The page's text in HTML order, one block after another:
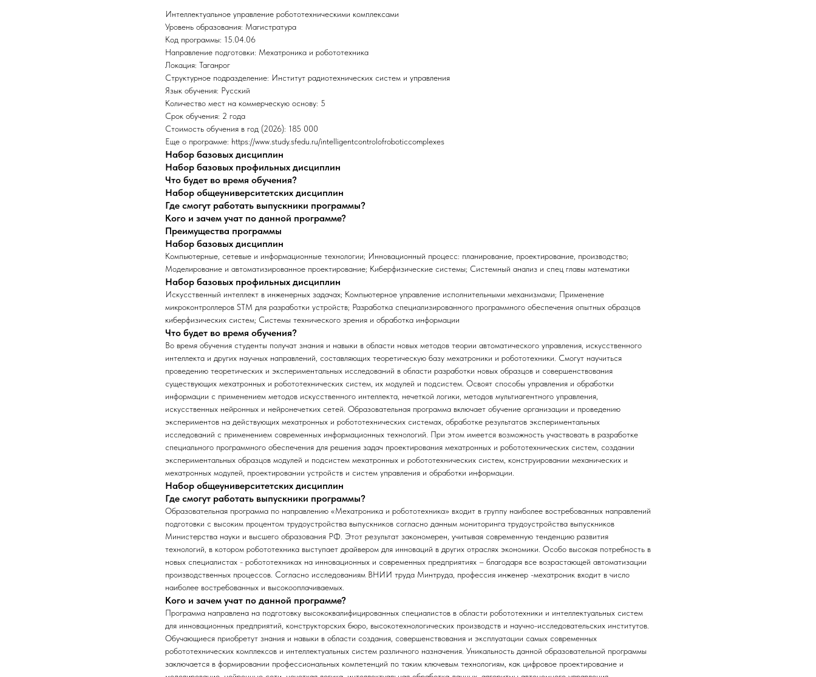
Интеллектуальное управление робототехническими комплексами
Уровень образования: Магистратура
Код программы: 15.04.06
Направление подготовки: Мехатроника и робототехника
Локация: Таганрог
Структурное подразделение: Институт радиотехнических систем и управления
Язык обучения: Русский
Количество мест на коммерческую основу: 5
Срок обучения: 2 года
Стоимость обучения в год (2026): 185 000
Еще о программе: https://www.study.sfedu.ru/intelligentcontrolofroboticcomplexes
Набор базовых дисциплин
Набор базовых профильных дисциплин
Что будет во время обучения?
Набор общеуниверситетских дисциплин
Где смогут работать выпускники программы?
Кого и зачем учат по данной программе?
Преимущества программы
Набор базовых дисциплин
Компьютерные, сетевые и информационные технологии; Инновационный процесс: планирование, проектирование, производство;
Моделирование и автоматизированное проектирование; Киберфизические системы; Системный анализ и спец главы математики
Набор базовых профильных дисциплин
Искусственный интеллект в инженерных задачах; Компьютерное управление исполнительными механизмами; Применение
микроконтроллеров STM для разработки устройств; Разработка специализированного программного обеспечения опытных образцов
киберфизических систем; Системы технического зрения и обработка информации
Что будет во время обучения?
Во время обучения студенты получат знания и навыки в области новых методов теории автоматического управления, искусственного
интеллекта и других научных направлений, составляющих теоретическую базу мехатроники и робототехники. Смогут научиться
проведению теоретических и экспериментальных исследований в области разработки новых образцов и совершенствования
существующих мехатронных и робототехнических систем, их модулей и подсистем. Освоят способы управления и обработки
информации с применением методов искусственного интеллекта, нечеткой логики, методов мультиагентного управления,
искусственных нейронных и нейронечетких сетей. Образовательная программа включает обучение организации и проведению
экспериментов на действующих мехатронных и робототехнических системах, обработке результатов экспериментальных
исследований с применением современных информационных технологий. При этом имеется возможность участвовать в разработке
специального программного обеспечения для решения задач проектирования мехатронных и робототехнических систем, создании
экспериментальных образцов модулей и подсистем мехатронных и робототехнических систем, конструировании механических и
мехатронных модулей, проектировании устройств и систем управления и обработки информации.
Набор общеуниверситетских дисциплин
Где смогут работать выпускники программы?
Образовательная программа по направлению «Мехатроника и робототехника» входит в группу наиболее востребованных направлений
подготовки с высоким процентом трудоустройства выпускников согласно данным мониторинга трудоустройства выпускников
Министерства науки и высшего образования РФ. Этот результат закономерен, учитывая современную тенденцию развития
технологий, в котором робототехника выступает драйвером для инноваций в других отраслях экономики. Особо высокая потребность в
новых специалистах - робототехниках на инновационных и современных предприятиях – благодаря все возрастающей автоматизации
производственных процессов. Согласно исследованиям ВНИИ труда Минтруда, профессия инженер -мехатроник входит в число
наиболее востребованных и высокооплачиваемых.
Кого и зачем учат по данной программе?
Программа направлена на подготовку высококвалифицированных специалистов в области робототехники и интеллектуальных систем
для инновационных предприятий, конструкторских бюро, высокотехнологических производств и научно-исследовательских институтов.
Обучающиеся приобретут знания и навыки в области создания, совершенствования и эксплуатации самых современных
робототехнических комплексов и интеллектуальных систем различного назначения. Уникальность данной образовательной программы
заключается в формировании профессиональных компетенций по таким ключевым технологиям, как цифровое проектирование и